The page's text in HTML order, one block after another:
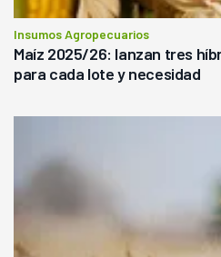
Insumos Agropecuarios
Maíz 2025/26: lanzan tres
para cada lote y necesidad